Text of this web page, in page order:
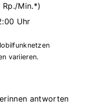
Rp./Min.*)
Uhr
variieren.
antworten